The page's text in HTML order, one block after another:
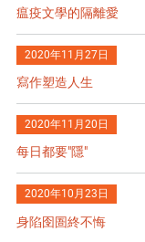
瘟疫文學的隔離愛
2020年11月27日
寫作塑造人生
2020年11月20日
每日都要"隱"
2020年10月23日
身陷囹圄終不悔